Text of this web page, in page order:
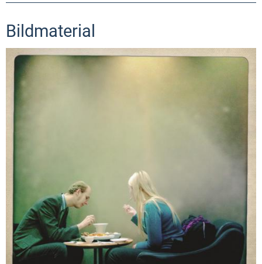
Bildmaterial